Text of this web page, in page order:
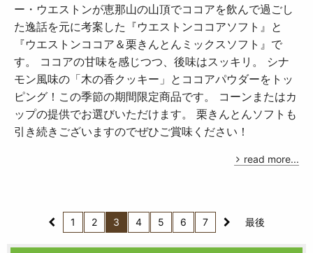
ー・ウエストンが恵那山の山頂でココアを飲んで過ごし
た逸話を元に考案した『ウエストンココアソフト』と
『ウエストンココア＆栗きんとんミックスソフト』で
す。 ココアの甘味を感じつつ、後味はスッキリ。 シナ
モン風味の「木の香クッキー」とココアパウダーをトッ
ピング！この季節の期間限定商品です。 コーンまたはカ
ップの提供でお選びいただけます。 栗きんとんソフトも
引き続きございますのでぜひご賞味ください！
read more...
1 2 3 4 5 6 7 最後